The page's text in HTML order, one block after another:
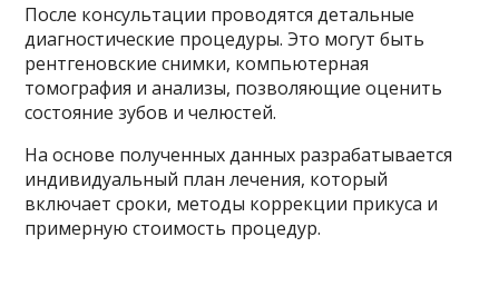
После консультации проводятся детальные
диагностические процедуры. Это могут быть
рентгеновские снимки, компьютерная
томография и анализы, позволяющие оценить
состояние зубов и челюстей.
На основе полученных данных разрабатывается
индивидуальный план лечения, который
включает сроки, методы коррекции прикуса и
примерную стоимость процедур.